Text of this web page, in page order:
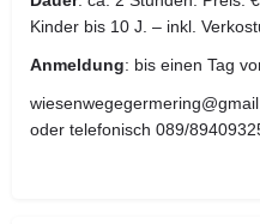
Kinder bis 10 J. – inkl.
Anmeldung: bis einen Tag
oder telefonisch 089/